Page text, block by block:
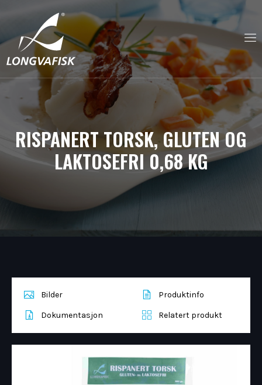
RISPANERT TORSK, GLUTEN OG
LAKTOSEFRI 0,68 KG
Bilder Produktinfo
Dokumentasjon Relatert produkt